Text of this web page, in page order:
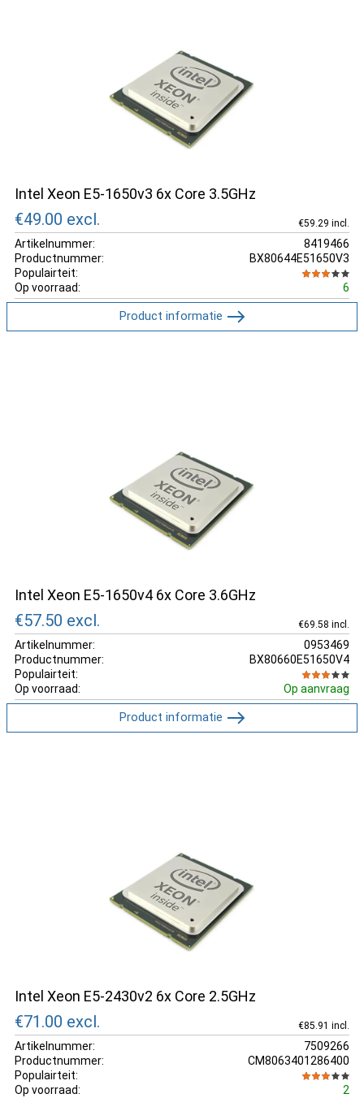
Intel Xeon E5-1650v3 6x Core 3.5GHz
€49.00 excl. €59.29 incl.
Artikelnummer:
8419466
Productnummer:
BX80644E51650V3
Populairteit:
Op voorraad:
6
Product informatie
Intel Xeon E5-1650v4 6x Core 3.6GHz
€57.50 excl. €69.58 incl.
Artikelnummer:
0953469
Productnummer:
BX80660E51650V4
Populairteit:
Op voorraad:
Op aanvraag
Product informatie
Intel Xeon E5-2430v2 6x Core 2.5GHz
€71.00 excl. €85.91 incl.
Artikelnummer:
7509266
Productnummer:
CM8063401286400
Populairteit:
Op voorraad:
2